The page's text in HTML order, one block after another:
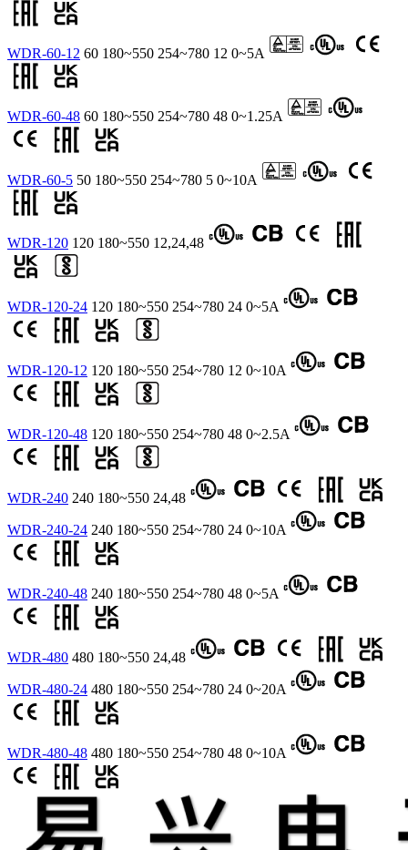
WDR-60-12 60 180~550 254~780 12 0~5A
WDR-60-48 60 180~550 254~780 48 0~1.25A
WDR-60-5 50 180~550 254~780 5 0~10A
WDR-120 120 180~550 12,24,48
WDR-120-24 120 180~550 254~780 24 0~5A
WDR-120-12 120 180~550 254~780 12 0~10A
WDR-120-48 120 180~550 254~780 48 0~2.5A
WDR-240 240 180~550 24,48
WDR-240-24 240 180~550 254~780 24 0~10A
WDR-240-48 240 180~550 254~780 48 0~5A
WDR-480 480 180~550 24,48
WDR-480-24 480 180~550 254~780 24 0~20A
WDR-480-48 480 180~550 254~780 48 0~10A